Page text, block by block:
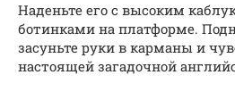
Наденьте его с высоким
ботинками на платформе.
засуньте руки в карманы и
настоящей загадочной